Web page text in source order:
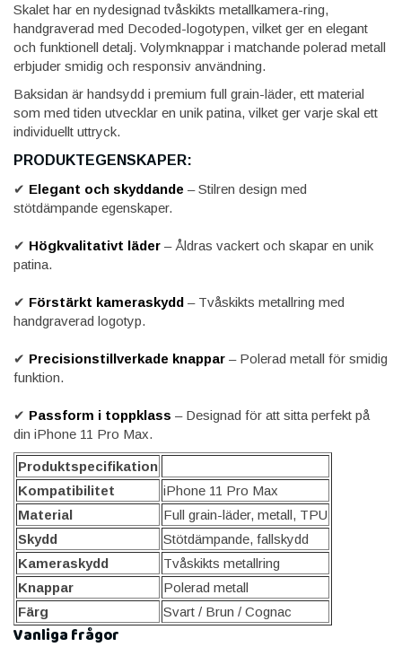
Skalet har en nydesignad tvåskikts metallkamera-ring,
handgraverad med Decoded-logotypen, vilket ger en elegant
och funktionell detalj. Volymknappar i matchande polerad metall
erbjuder smidig och responsiv användning.
Baksidan är handsydd i premium full grain-läder, ett material
som med tiden utvecklar en unik patina, vilket ger varje skal ett
individuellt uttryck.
PRODUKTEGENSKAPER:
✔ Elegant och skyddande – Stilren design med
stötdämpande egenskaper.
✔ Högkvalitativt läder – Åldras vackert och skapar en unik
patina.
✔ Förstärkt kameraskydd – Tvåskikts metallring med
handgraverad logotyp.
✔ Precisionstillverkade knappar – Polerad metall för smidig
funktion.
✔ Passform i toppklass – Designad för att sitta perfekt på
din iPhone 11 Pro Max.
Produktspecifikation
Kompatibilitet
iPhone 11 Pro Max
Material
Full grain-läder, metall, TPU
Skydd
Stötdämpande, fallskydd
Kameraskydd
Tvåskikts metallring
Knappar
Polerad metall
Färg
Svart / Brun / Cognac
Vanliga frågor